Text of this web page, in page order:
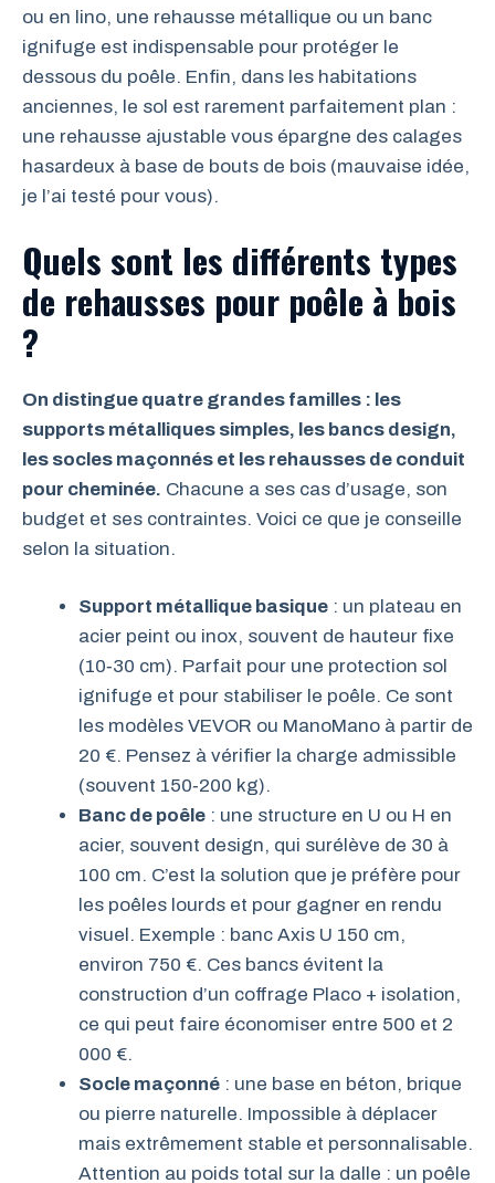
ou en lino, une rehausse métallique ou un banc
ignifuge est indispensable pour protéger le
dessous du poêle. Enfin, dans les habitations
anciennes, le sol est rarement parfaitement plan :
une rehausse ajustable vous épargne des calages
hasardeux à base de bouts de bois (mauvaise idée,
je l’ai testé pour vous).
Quels sont les différents types
de rehausses pour poêle à bois
?
On distingue quatre grandes familles : les
supports métalliques simples, les bancs design,
les socles maçonnés et les rehausses de conduit
pour cheminée. Chacune a ses cas d’usage, son
budget et ses contraintes. Voici ce que je conseille
selon la situation.
Support métallique basique : un plateau en
acier peint ou inox, souvent de hauteur fixe
(10‑30 cm). Parfait pour une protection sol
ignifuge et pour stabiliser le poêle. Ce sont
les modèles VEVOR ou ManoMano à partir de
20 €. Pensez à vérifier la charge admissible
(souvent 150‑200 kg).
Banc de poêle : une structure en U ou H en
acier, souvent design, qui surélève de 30 à
100 cm. C’est la solution que je préfère pour
les poêles lourds et pour gagner en rendu
visuel. Exemple : banc Axis U 150 cm,
environ 750 €. Ces bancs évitent la
construction d’un coffrage Placo + isolation,
ce qui peut faire économiser entre 500 et 2
000 €.
Socle maçonné : une base en béton, brique
ou pierre naturelle. Impossible à déplacer
mais extrêmement stable et personnalisable.
Attention au poids total sur la dalle : un poêle